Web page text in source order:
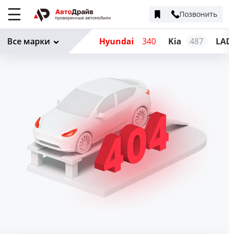
Позвонить
Hyundai 340 Kia 487
Все марки